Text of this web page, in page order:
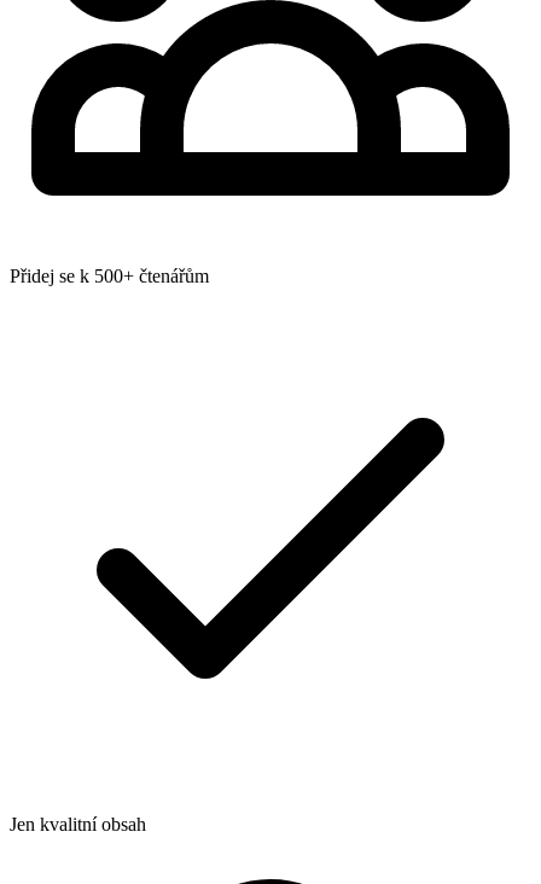
Přidej se k 500+ čtenářům
Jen kvalitní obsah